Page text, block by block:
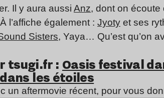
Il y aura aussi Anz, dont on écoute
l’affiche également : Jyoty et ses
Sisters, Yaya… Qu’est qu’on
tsugi.fr : Oasis festival
les étoiles
un aftermovie récent, pour vous